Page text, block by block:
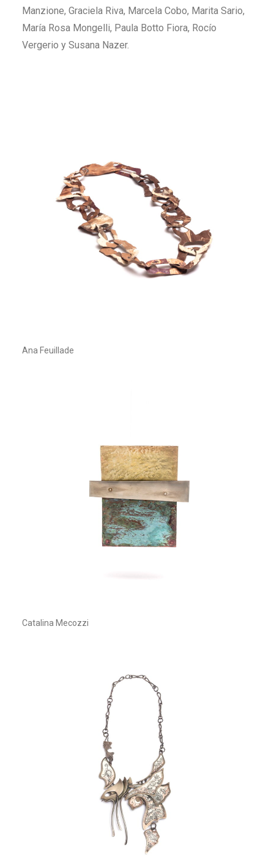
Manzione, Graciela Riva, Marcela Cobo, Marita Sario,
María Rosa Mongelli, Paula Botto Fiora, Rocío
Vergerio y Susana Nazer.
Ana Feuillade
Catalina Mecozzi